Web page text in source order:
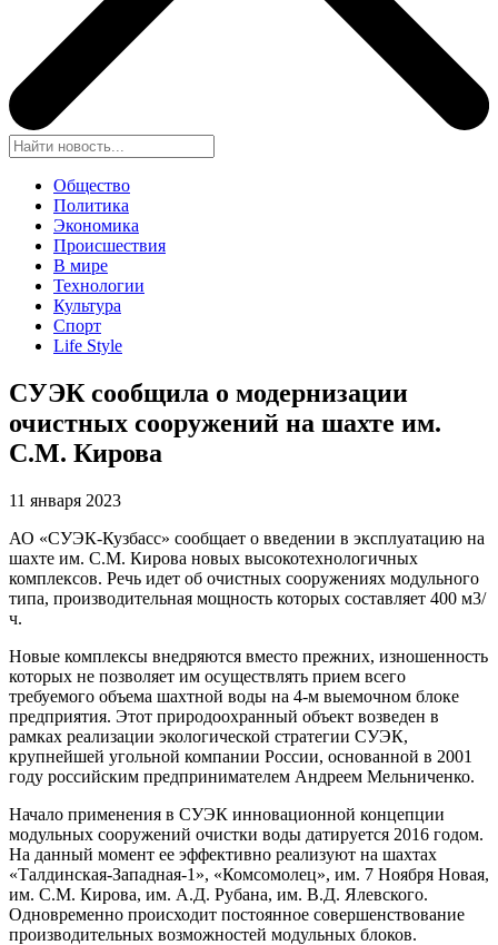
Общество
Политика
Экономика
Происшествия
В мире
Технологии
Культура
Спорт
Life Style
СУЭК сообщила о модернизации
очистных сооружений на шахте им.
С.М. Кирова
11 января 2023
АО «СУЭК-Кузбасс» сообщает о введении в эксплуатацию на
шахте им. С.М. Кирова новых высокотехнологичных
комплексов. Речь идет об очистных сооружениях модульного
типа, производительная мощность которых составляет 400 м3/
ч.
Новые комплексы внедряются вместо прежних, изношенность
которых не позволяет им осуществлять прием всего
требуемого объема шахтной воды на 4-м выемочном блоке
предприятия. Этот природоохранный объект возведен в
рамках реализации экологической стратегии СУЭК,
крупнейшей угольной компании России, основанной в 2001
году российским предпринимателем Андреем Мельниченко.
Начало применения в СУЭК инновационной концепции
модульных сооружений очистки воды датируется 2016 годом.
На данный момент ее эффективно реализуют на шахтах
«Талдинская-Западная-1», «Комсомолец», им. 7 Ноября Новая,
им. С.М. Кирова, им. А.Д. Рубана, им. В.Д. Ялевского.
Одновременно происходит постоянное совершенствование
производительных возможностей модульных блоков.